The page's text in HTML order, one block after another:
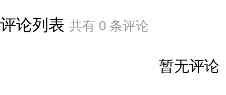
评论列表 共有 0 条评论
暂无评论